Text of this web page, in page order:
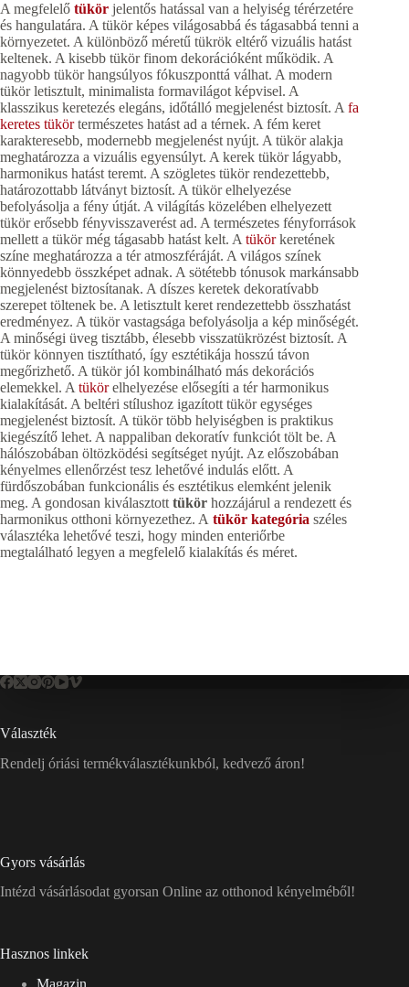
A megfelelő tükör jelentős hatással van a helyiség térérzetére
és hangulatára. A tükör képes világosabbá és tágasabbá tenni a
környezetet. A különböző méretű tükrök eltérő vizuális hatást
keltenek. A kisebb tükör finom dekorációként működik. A
nagyobb tükör hangsúlyos fókuszponttá válhat. A modern
tükör letisztult, minimalista formavilágot képvisel. A
klasszikus keretezés elegáns, időtálló megjelenést biztosít. Afa
keretes tükörtermészetes hatást ad a térnek. A fém keret
karakteresebb, modernebb megjelenést nyújt. A tükör alakja
meghatározza a vizuális egyensúlyt. A kerek tükör lágyabb,
harmonikus hatást teremt. A szögletes tükör rendezettebb,
határozottabb látványt biztosít. A tükör elhelyezése
befolyásolja a fény útját. A világítás közelében elhelyezett
tükör erősebb fényvisszaverést ad. A természetes fényforrások
mellett a tükör még tágasabb hatást kelt. Atükörkeretének
színe meghatározza a tér atmoszféráját. A világos színek
könnyedebb összképet adnak. A sötétebb tónusok markánsabb
megjelenést biztosítanak. A díszes keretek dekoratívabb
szerepet töltenek be. A letisztult keret rendezettebb összhatást
eredményez. A tükör vastagsága befolyásolja a kép minőségét.
A minőségi üveg tisztább, élesebb visszatükrözést biztosít. A
tükör könnyen tisztítható, így esztétikája hosszú távon
megőrizhető. A tükör jól kombinálható más dekorációs
elemekkel. Atükörelhelyezése elősegíti a tér harmonikus
kialakítását. A beltéri stílushoz igazított tükör egységes
megjelenést biztosít. A tükör több helyiségben is praktikus
kiegészítő lehet. A nappaliban dekoratív funkciót tölt be. A
hálószobában öltözködési segítséget nyújt. Az előszobában
kényelmes ellenőrzést tesz lehetővé indulás előtt. A
fürdőszobában funkcionális és esztétikus elemként jelenik
meg. A gondosan kiválasztotttükör hozzájárul a rendezett és
harmonikus otthoni környezethez. A tükör kategória széles
választéka lehetővé teszi, hogy minden enteriőrbe
megtalálható legyen a megfelelő kialakítás és méret.
Választék
Rendelj óriási termékválasztékunkból, kedvező áron!
Gyors vásárlás
Intézd vásárlásodat gyorsan Online az otthonod kényelméből!
Hasznos linkek